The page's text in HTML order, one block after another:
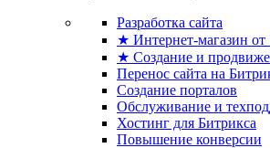
Разработка сайта
★ Интернет-магазин от
★ Создание и
Перенос сайта на
Создание порталов
Обслуживание и
Хостинг для Битрикса
Повышение конверсии